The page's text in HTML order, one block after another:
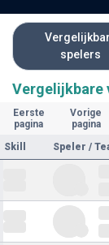
spelers
Vergelijkbare
Eerste
pagina
Vorige
pagina
Skill
Speler /